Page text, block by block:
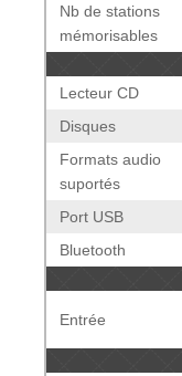
Nb de stations
mémorisables
Lecteur CD
Disques
Formats audio
suportés
Port USB
Bluetooth
Entrée